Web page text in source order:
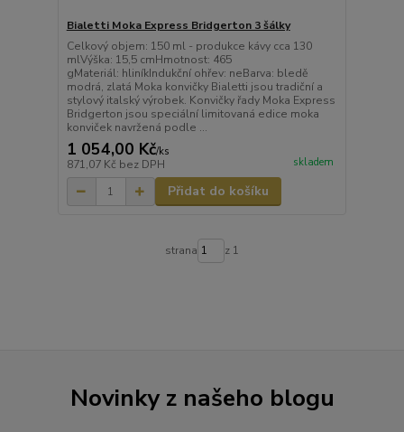
Bialetti Moka Express Bridgerton 3 šálky
Celkový objem: 150 ml - produkce kávy cca 130
mlVýška: 15,5 cmHmotnost: 465
gMateriál: hliníkIndukční ohřev: neBarva: bledě
modrá, zlatá Moka konvičky Bialetti jsou tradiční a
stylový italský výrobek. Konvičky řady Moka Express
Bridgerton jsou speciální limitovaná edice moka
konviček navržená podle ...
1 054,00 Kč/ks
871,07 Kč bez DPH skladem
Přidat do košíku
strana z 1
Novinky z našeho blogu